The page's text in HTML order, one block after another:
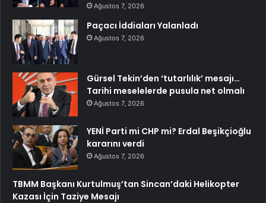
Ağustos 7, 2026
Paçacı İddiaları Yalanladı
Ağustos 7, 2026
Gürsel Tekin’den ‘tutarlılık’ mesajı…
Tarihi meselelerde pusula net olmalı
Ağustos 7, 2026
YENİ Parti mi CHP mi? Erdal Beşikçioğlu
kararını verdi
Ağustos 7, 2026
TBMM Başkanı Kurtulmuş’tan Sincan’daki Helikopter
Kazası İçin Taziye Mesajı